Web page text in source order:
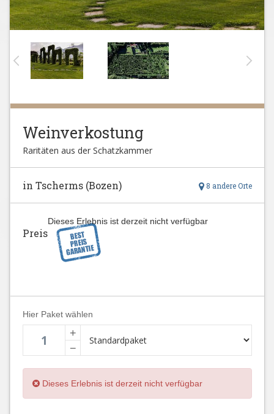
Weinverkostung
Raritäten aus der Schatzkammer
8 andere Orte
in Tscherms (Bozen)
Dieses Erlebnis ist derzeit nicht verfügbar
Preis
Hier Paket wählen
+
−
Dieses Erlebnis ist derzeit nicht verfügbar